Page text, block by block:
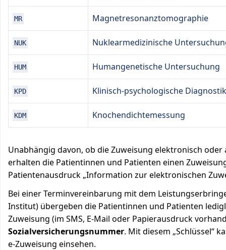
MR Magnetresonanztomographie
NUK Nuklearmedizinische
HUM Humangenetische Untersuchung
KPD Klinisch-psychologische Diagnostik
KDM Knochendichtemessung
Unabhängig davon, ob die Zuweisung elektronisch
erhalten die Patientinnen und Patienten einen
Patientenausdruck „Information zur elektronischen
Bei einer Terminvereinbarung mit dem
Institut) übergeben die Patientinnen und Patienten
Zuweisung (im SMS, E-Mail oder Papierausdruck
Sozialversicherungsnummer. Mit diesem „Schlüssel“
e-Zuweisung einsehen.